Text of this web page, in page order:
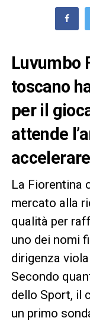
Luvumbo
toscano
per il
attende
accelerare
La Fiorentina
mercato alla
qualità per
uno dei nomi
dirigenza
Secondo
dello Sport, il
un primo